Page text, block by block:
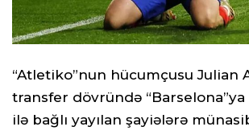
“Atletiko”nun hücumçusu Julian
transfer dövründə
ilə bağlı yayılan şayiələrə